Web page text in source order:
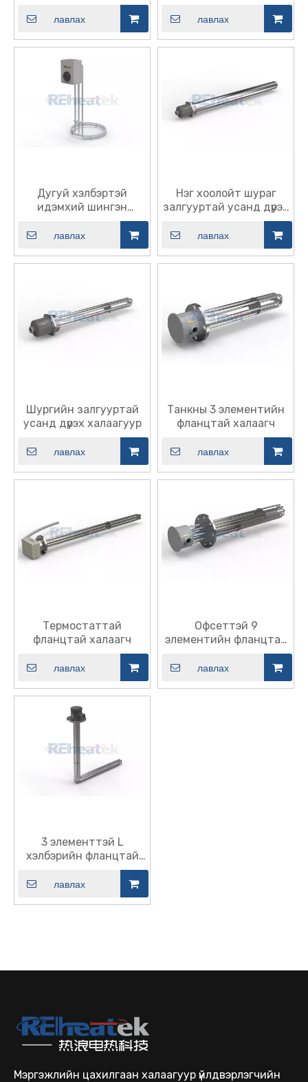
лавлах лавлах
Дугуй хэлбэртэй
идэмхий шингэн
лавлах
Нэг хоолойт шураг
залгууртай усанд дүрэх
лавлах
Шургийн залгууртай
усанд дүрэх халаагуур
лавлах
Танкны 3 элементийн
фланцтай халаагч
лавлах
Термостаттай
фланцтай халаагч
лавлах
Офсеттэй 9
элементийн фланцтай
лавлах
3 элементтэй L
хэлбэрийн фланцтай
лавлах
Мэргэжлийн цахилгаан халаагуур үйлдвэрлэгчийн